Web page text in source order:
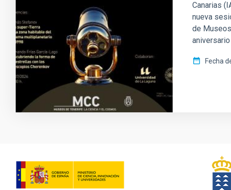
Canarias
nueva
de
Fecha